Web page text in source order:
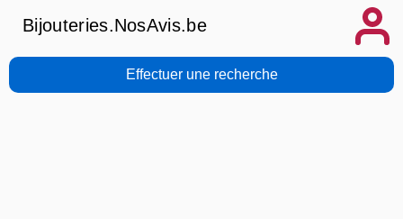
Bijouteries.NosAvis.be
Effectuer une recherche